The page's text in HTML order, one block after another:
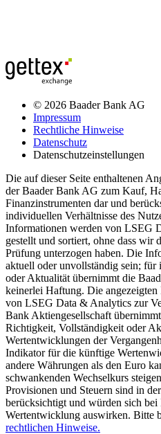
© 2026 Baader Bank AG
Impressum
Rechtliche Hinweise
Datenschutz
Datenschutzeinstellungen
Die auf dieser Seite enthaltenen
der Baader Bank AG zum Kauf,
Finanzinstrumenten dar und
individuellen Verhältnisse des
Informationen werden von LSEG
gestellt und sortiert, ohne dass wir
Prüfung unterzogen haben. Die
aktuell oder unvollständig sein;
oder Aktualität übernimmt die
keinerlei Haftung. Die
von LSEG Data & Analytics zur
Bank Aktiengesellschaft
Richtigkeit, Vollständigkeit oder
Wertentwicklungen der
Indikator für die künftige
andere Währungen als den Euro
schwankenden Wechselkurs
Provisionen und Steuern sind in
berücksichtigt und würden sich
Wertentwicklung auswirken. Bitte
rechtlichen Hinweise.